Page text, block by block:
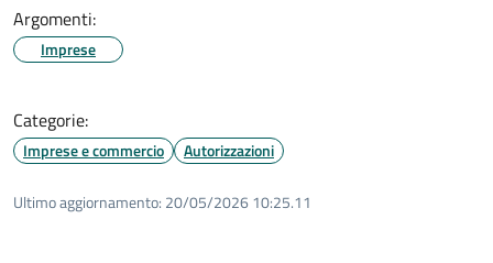
Argomenti:
Imprese
Categorie:
Imprese e commercio Autorizzazioni
Ultimo aggiornamento: 20/05/2026 10:25.11